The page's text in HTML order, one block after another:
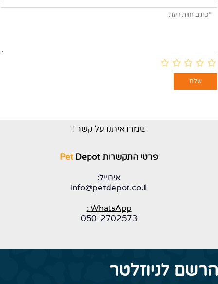
שמרו איתנו על קשר !
פרטי התקשרות Pet Depot
אימייל:
info@petdepot.co.il
WhatsApp :
050-2702573
הרשם לניוזלטר